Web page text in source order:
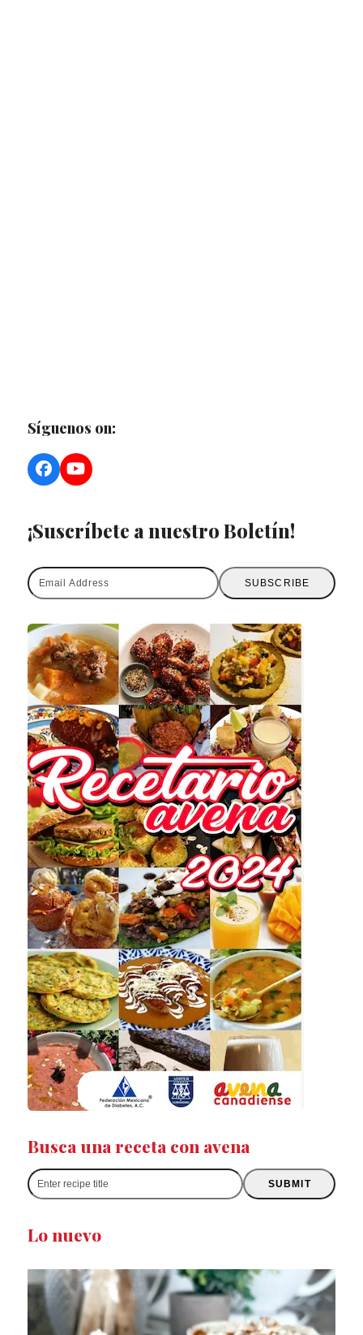
Síguenos on:
Facebook
YouTube
¡Suscríbete a nuestro Boletín!
Email
Address
SUBSCRIBE
Busca una receta con avena
Enter
recipe
SUBMIT
Lo nuevo